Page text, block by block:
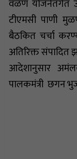
वळण योजनेतंर्गत
टीएमसी पाणी
बैठकित चर्चा
अतिरिक्त संपादित
आदेशानुसार
पालकमंत्री छगन